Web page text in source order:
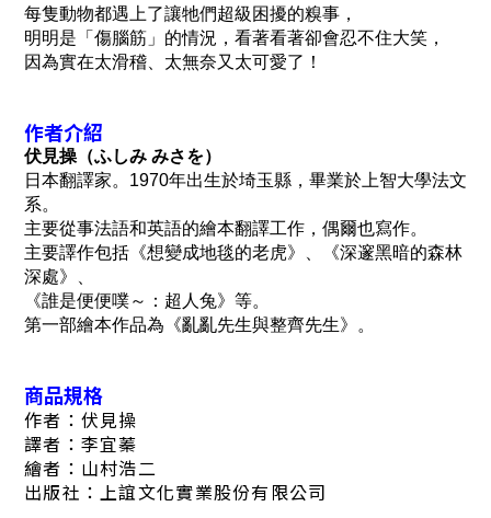
每隻動物都遇上了讓牠們超級困擾的糗事，
明明是「傷腦筋」的情況，看著看著卻會忍不住大笑，
因為實在太滑稽、太無奈又太可愛了！
作者介紹
伏見操（ふしみ みさを）
日本翻譯家。1970年出生於埼玉縣，畢業於上智大學法文
系。
主要從事法語和英語的繪本翻譯工作，偶爾也寫作。
主要譯作包括《想變成地毯的老虎》、《深邃黑暗的森林
深處》、
《誰是便便噗～：超人兔》等。
第一部繪本作品為《亂亂先生與整齊先生》。
商品規格
作者：伏見操
譯者：李宜蓁
繪者：山村浩二
出版社：上誼文化實業股份有限公司